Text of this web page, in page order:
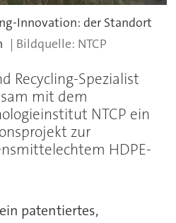
Innovation: der Standort
NTCP
Recycling-Spezialist
mit dem
NTCP ein
zur
HDPE-
patentiertes,